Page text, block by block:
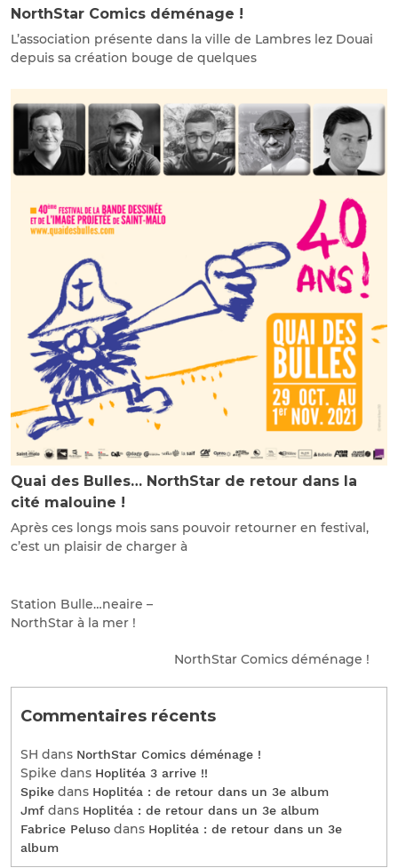
NorthStar Comics déménage !
L’association présente dans la ville de Lambres lez Douai
depuis sa création bouge de quelques
Quai des Bulles… NorthStar de retour dans la
cité malouine !
Après ces longs mois sans pouvoir retourner en festival,
c’est un plaisir de charger à
Station Bulle…neaire –
NorthStar à la mer !
NorthStar Comics déménage !
Commentaires récents
SH dans NorthStar Comics déménage !
Spike dans Hoplitéa 3 arrive !!
Spike dans Hoplitéa : de retour dans un 3e album
Jmf dans Hoplitéa : de retour dans un 3e album
Fabrice Peluso dans Hoplitéa : de retour dans un 3e
album